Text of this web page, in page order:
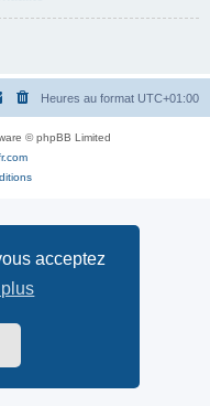
acceptez
Heures au format UTC+01:00
© phpBB Limited